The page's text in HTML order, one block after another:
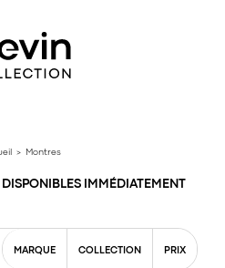
> Montres
IMMÉDIATEMENT
MARQUE COLLECTION PRIX